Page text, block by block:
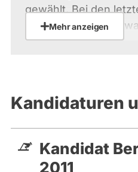
gewählt. Bei den
als Wahlkampfhelfer
LDK-Delegierter und
im Ausschuss für
Mehr anzeigen
Kandidaturen
Kandidat
2011